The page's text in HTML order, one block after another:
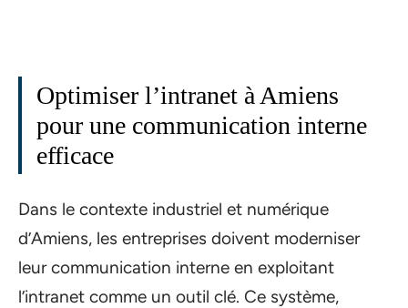
Optimiser l’intranet à Amiens
pour une communication interne
efficace
Dans le contexte industriel et numérique
d’Amiens, les entreprises doivent moderniser
leur communication interne en exploitant
l’intranet comme un outil clé. Ce système,